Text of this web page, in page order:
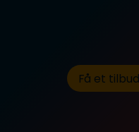
Få et